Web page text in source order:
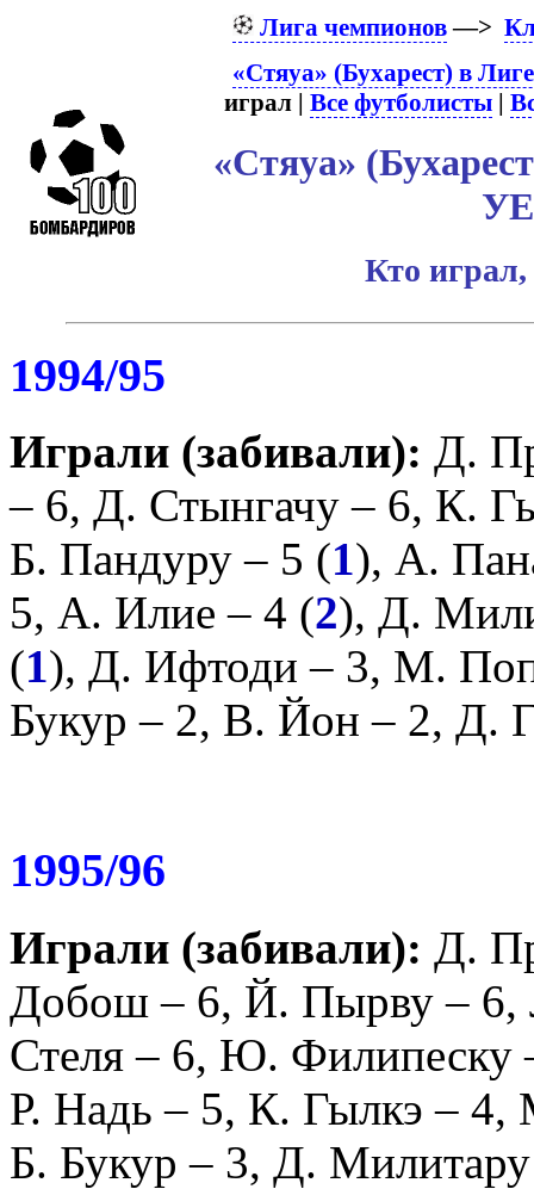
Лига чемпионов—>
«Стяуа» (Бухарест) в
играл |Все футболисты |
«Стяуа»
Кто играл,
1994/95
Играли (забивали): Д.
– 6, Д. Стынгачу – 6, К.
Б. Пандуру – 5 (1), А.
5, А. Илие – 4 (2), Д.
(1), Д. Ифтоди – 3, М.
Букур – 2, В. Йон – 2, Д.
1995/96
Играли (забивали): Д.
Добош – 6, Й. Пырву – 6,
Стеля – 6, Ю. Филипеску
Р. Надь – 5, К. Гылкэ – 4,
Б. Букур – 3, Д. Милитару